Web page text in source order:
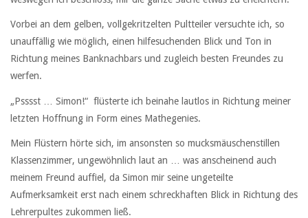
Vorbei an dem gelben, vollgekritzelten Pultteiler versuchte ich, so
unauffällig wie möglich, einen hilfesuchenden Blick und Ton in
Richtung meines Banknachbars und zugleich besten Freundes zu
werfen.
„Psssst … Simon!“ flüsterte ich beinahe lautlos in Richtung meiner
letzten Hoffnung in Form eines Mathegenies.
Mein Flüstern hörte sich, im ansonsten so mucksmäuschenstillen
Klassenzimmer, ungewöhnlich laut an … was anscheinend auch
meinem Freund auffiel, da Simon mir seine ungeteilte
Aufmerksamkeit erst nach einem schreckhaften Blick in Richtung des
Lehrerpultes zukommen ließ.